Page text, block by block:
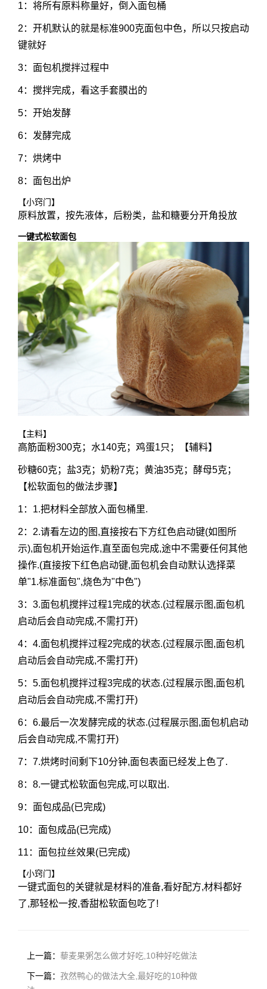
1：将所有原料称量好，倒入面包桶
2：开机默认的就是标准900克面包中色，所以只按启动
键就好
3：面包机搅拌过程中
4：搅拌完成，看这手套膜出的
5：开始发酵
6：发酵完成
7：烘烤中
8：面包出炉
【小窍门】
原料放置，按先液体，后粉类，盐和糖要分开角投放
一键式松软面包
【主料】
高筋面粉300克；水140克；鸡蛋1只；【辅料】
砂糖60克；盐3克；奶粉7克；黄油35克；酵母5克；
【松软面包的做法步骤】
1：1.把材料全部放入面包桶里.
2：2.请看左边的图,直接按右下方红色启动键(如图所
示),面包机开始运作,直至面包完成,途中不需要任何其他
操作.(直接按下红色启动键,面包机会自动默认选择菜
单"1.标准面包",烧色为"中色")
3：3.面包机搅拌过程1完成的状态.(过程展示图,面包机
启动后会自动完成,不需打开)
4：4.面包机搅拌过程2完成的状态.(过程展示图,面包机
启动后会自动完成,不需打开)
5：5.面包机搅拌过程3完成的状态.(过程展示图,面包机
启动后会自动完成,不需打开)
6：6.最后一次发酵完成的状态.(过程展示图,面包机启动
后会自动完成,不需打开)
7：7.烘烤时间剩下10分钟,面包表面已经发上色了.
8：8.一键式松软面包完成,可以取出.
9：面包成品(已完成)
10：面包成品(已完成)
11：面包拉丝效果(已完成)
【小窍门】
一键式面包的关键就是材料的准备,看好配方,材料都好
了,那轻松一按,香甜松软面包吃了!
上一篇： 藜麦果粥怎么做才好吃,10种好吃做法
下一篇： 孜然鸭心的做法大全,最好吃的10种做